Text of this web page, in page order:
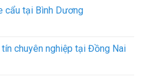
cẩu tại Bình Dương
chuyên nghiệp tại Đồng Nai